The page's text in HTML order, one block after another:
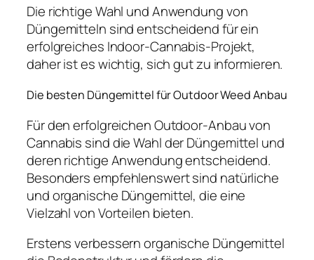
Die richtige Wahl und Anwendung von
Düngemitteln sind entscheidend für ein
erfolgreiches Indoor-Cannabis-Projekt,
daher ist es wichtig, sich gut zu informieren.
Die besten Düngemittel für Outdoor Weed Anbau
Für den erfolgreichen Outdoor-Anbau von
Cannabis sind die Wahl der Düngemittel und
deren richtige Anwendung entscheidend.
Besonders empfehlenswert sind natürliche
und organische Düngemittel, die eine
Vielzahl von Vorteilen bieten.
Erstens verbessern organische Düngemittel